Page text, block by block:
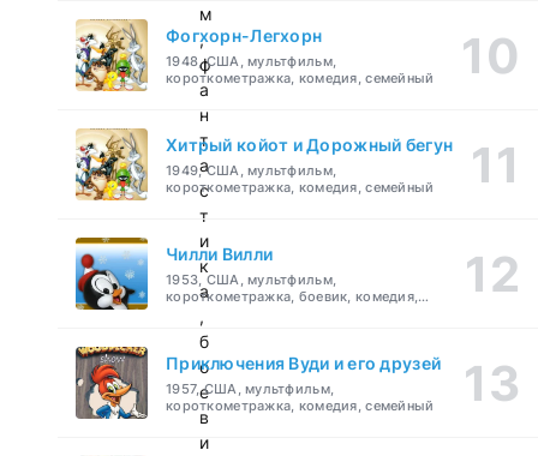
м
,
ф
а
н
т
а
с
т
и
к
а
,
б
о
е
в
и
Фогхорн-Легхорн
1948, США, мультфильм,
короткометражка, комедия, семейный
Хитрый койот и Дорожный бегун
1949, США, мультфильм,
короткометражка, комедия, семейный
Чилли Вилли
1953, США, мультфильм,
короткометражка, боевик, комедия,
Приключения Вуди и его друзей
1957, США, мультфильм,
короткометражка, комедия, семейный